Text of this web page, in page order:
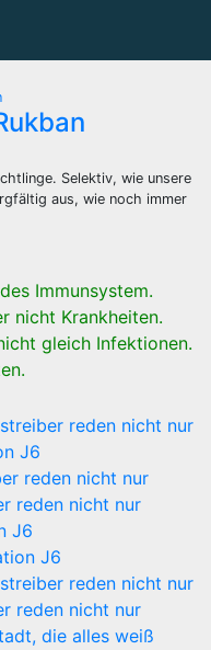
Selektiv, wie unsere
aus, wie noch immer
Immunsystem.
nicht Krankheiten.
gleich Infektionen.
reden nicht nur
J6
reden nicht nur
reden nicht nur
J6
J6
reden nicht nur
reden nicht nur
die alles weiß